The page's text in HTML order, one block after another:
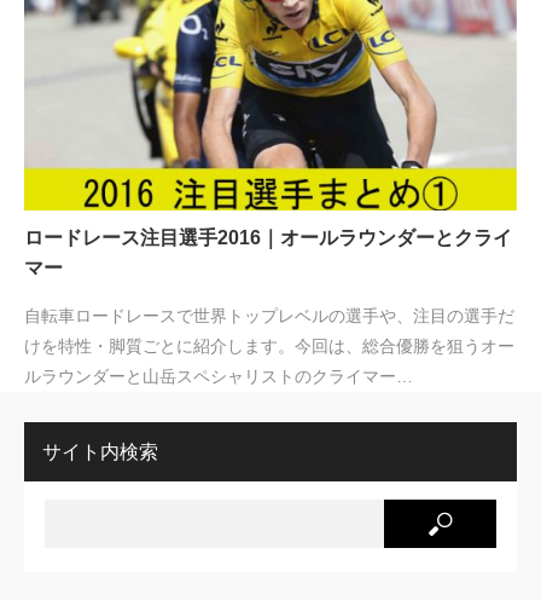
ロードレース注目選手2016｜オールラウンダーとクライ
マー
自転車ロードレースで世界トップレベルの選手や、注目の選手だ
けを特性・脚質ごとに紹介します。今回は、総合優勝を狙うオー
ルラウンダーと山岳スペシャリストのクライマー…
サイト内検索